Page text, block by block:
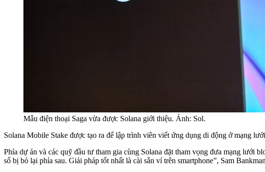
Mẫu điện thoại Saga vừa được Solana giới thiệu. Ảnh: Sol.
Solana Mobile Stake được tạo ra để lập trình viên viết ứng dụng di động ở mạng
Phía dự án và các quỹ đầu tư tham gia cùng Solana đặt tham vọng đưa mạng lưới
số bị bỏ lại phía sau. Giải pháp tốt nhất là cài sẵn ví trên smartphone”, Sam